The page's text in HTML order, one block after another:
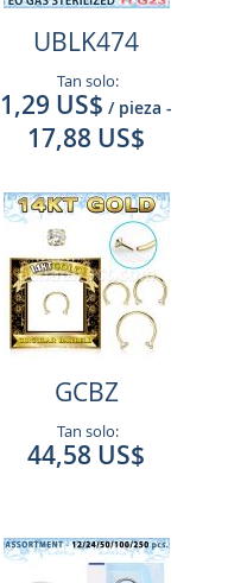
UBLK474
Tan solo:
1,29 US$ / pieza -
17,88 US$
GCBZ
Tan solo:
44,58 US$